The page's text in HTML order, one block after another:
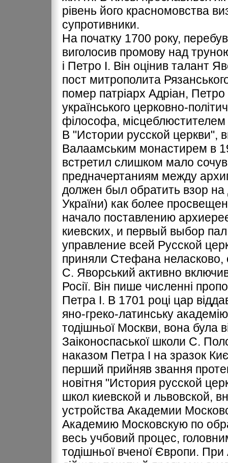
рівень його красномовства
супротивники.
На початку 1700 року,
виголосив промову над
і Петро І. Він оцінив талант
пост митрополита
помер патріарх Адріан,
українського церковно-
філософа, місцеблюстителем
В "Истории русской церкви",
Валаамським монастирем в
встретил слишком мало
предначертаниям между
должен был обратить взор
України) как более
начало поставлению
киевских, и первый выбор
управление всей Русской
приняли Стефана
С. Яворський активно
Росії. Він пише численні
Петра І. В 1701 році цар
яно-греко-латинську
тодішньої Москви, вона була
Заіконоспаської школи С.
наказом Петра І на зразок
перший прийняв звання
новітня "История русской
школ киевской и львовской,
устройства Академии
Академию Московскую по
весь учбовий процес,
тодішньої вченої Європи. При